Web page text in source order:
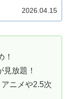
2026.04.15
！
放題！
ニメや2.5次